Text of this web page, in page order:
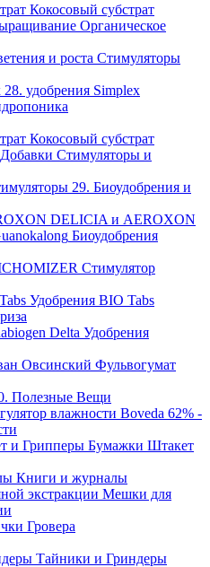
Кокосовый субстрат
Органическое
Стимуляторы
28. удобрения Simplex
Кокосовый субстрат
Стимуляторы и
29. Биоудобрения и
DELICIA и AEROXON
Биоудобрения
Стимулятор
Удобрения BIO Tabs
Удобрения
Фульвогумат
Полезные Вещи
Boveda 62% -
Бумажки Штакет
Книги и журналы
Мешки для
Гровера
Тайники и Гриндеры